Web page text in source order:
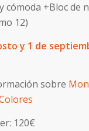
cómoda +Bloc de
12)
y 1 de
sobre
120€